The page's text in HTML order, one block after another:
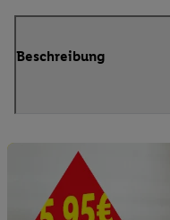
Beschreibung